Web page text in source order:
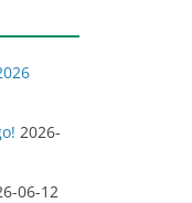
2026-
06-12